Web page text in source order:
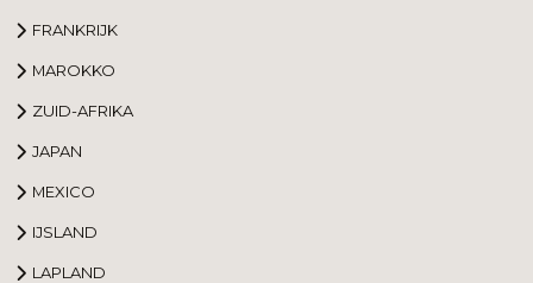
FRANKRIJK
MAROKKO
ZUID-AFRIKA
JAPAN
MEXICO
IJSLAND
LAPLAND